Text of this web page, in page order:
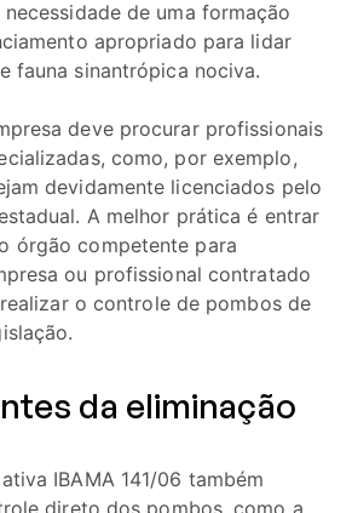
de uma formação
apropriado para lidar
fauna sinantrópica nociva.
deve procurar profissionais
como, por exemplo,
devidamente licenciados pelo
A melhor prática é entrar
órgão competente para
ou profissional contratado
o controle de pombos de
da eliminação
IBAMA 141/06 também
direto dos pombos, como a